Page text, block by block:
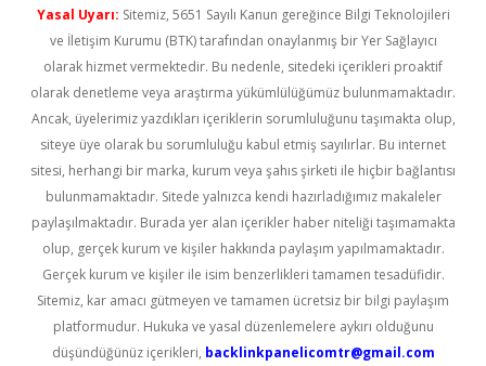
Yasal Uyarı: Sitemiz, 5651 Sayılı Kanun gereğince Bilgi Teknolojileri
ve İletişim Kurumu (BTK) tarafından onaylanmış bir Yer Sağlayıcı
olarak hizmet vermektedir. Bu nedenle, sitedeki içerikleri proaktif
olarak denetleme veya araştırma yükümlülüğümüz bulunmamaktadır.
Ancak, üyelerimiz yazdıkları içeriklerin sorumluluğunu taşımakta olup,
siteye üye olarak bu sorumluluğu kabul etmiş sayılırlar. Bu internet
sitesi, herhangi bir marka, kurum veya şahıs şirketi ile hiçbir bağlantısı
bulunmamaktadır. Sitede yalnızca kendi hazırladığımız makaleler
paylaşılmaktadır. Burada yer alan içerikler haber niteliği taşımamakta
olup, gerçek kurum ve kişiler hakkında paylaşım yapılmamaktadır.
Gerçek kurum ve kişiler ile isim benzerlikleri tamamen tesadüfidir.
Sitemiz, kar amacı gütmeyen ve tamamen ücretsiz bir bilgi paylaşım
platformudur. Hukuka ve yasal düzenlemelere aykırı olduğunu
düşündüğünüz içerikleri, backlinkpanelicomtr@gmail.com